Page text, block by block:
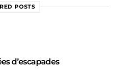
POSTS
d’escapades